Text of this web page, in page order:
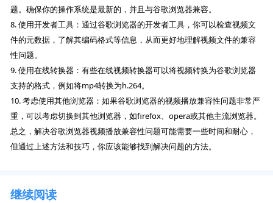
题。确保你的操作系统是最新的，并且与谷歌浏览器兼容。
8. 使用开发者工具：通过谷歌浏览器的开发者工具，你可以检查视频文
件的元数据，了解其编码格式等信息，从而更好地理解视频文件的兼容
性问题。
9. 使用在线转换器：有些在线视频转换器可以将视频转换为谷歌浏览器
支持的格式，例如将mp4转换为h.264。
10. 考虑使用其他浏览器：如果谷歌浏览器的视频播放兼容性问题非常严
重，可以考虑切换到其他浏览器，如firefox、opera或其他主流浏览器。
总之，解决谷歌浏览器视频播放兼容性问题可能需要一些时间和耐心，
但通过上述方法和技巧，你应该能够找到解决问题的方法。
继续阅读